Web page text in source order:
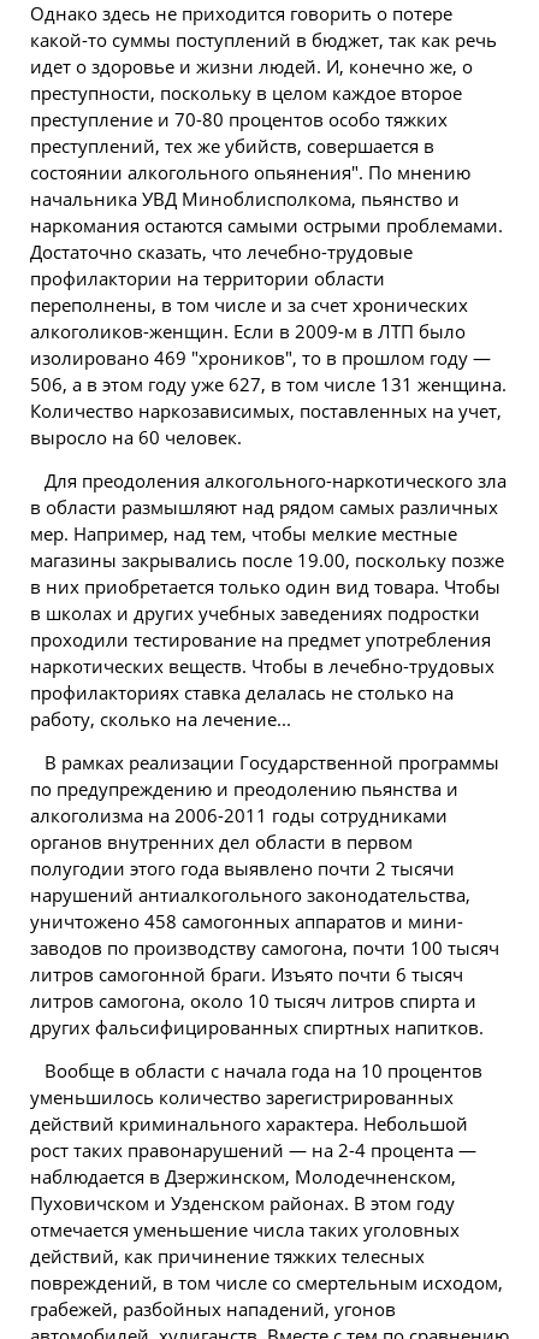
Однако здесь не приходится говорить о потере
какой-то суммы поступлений в бюджет, так как речь
идет о здоровье и жизни людей. И, конечно же, о
преступности, поскольку в целом каждое второе
преступление и 70-80 процентов особо тяжких
преступлений, тех же убийств, совершается в
состоянии алкогольного опьянения". По мнению
начальника УВД Миноблисполкома, пьянство и
наркомания остаются самыми острыми проблемами.
Достаточно сказать, что лечебно-трудовые
профилактории на территории области
переполнены, в том числе и за счет хронических
алкоголиков-женщин. Если в 2009-м в ЛТП было
изолировано 469 "хроников", то в прошлом году —
506, а в этом году уже 627, в том числе 131 женщина.
Количество наркозависимых, поставленных на учет,
выросло на 60 человек.
Для преодоления алкогольного-наркотического зла
в области размышляют над рядом самых различных
мер. Например, над тем, чтобы мелкие местные
магазины закрывались после 19.00, поскольку позже
в них приобретается только один вид товара. Чтобы
в школах и других учебных заведениях подростки
проходили тестирование на предмет употребления
наркотических веществ. Чтобы в лечебно-трудовых
профилакториях ставка делалась не столько на
работу, сколько на лечение...
В рамках реализации Государственной программы
по предупреждению и преодолению пьянства и
алкоголизма на 2006-2011 годы сотрудниками
органов внутренних дел области в первом
полугодии этого года выявлено почти 2 тысячи
нарушений антиалкогольного законодательства,
уничтожено 458 самогонных аппаратов и мини-
заводов по производству самогона, почти 100 тысяч
литров самогонной браги. Изъято почти 6 тысяч
литров самогона, около 10 тысяч литров спирта и
других фальсифицированных спиртных напитков.
Вообще в области с начала года на 10 процентов
уменьшилось количество зарегистрированных
действий криминального характера. Небольшой
рост таких правонарушений — на 2-4 процента —
наблюдается в Дзержинском, Молодечненском,
Пуховичском и Узденском районах. В этом году
отмечается уменьшение числа таких уголовных
действий, как причинение тяжких телесных
повреждений, в том числе со смертельным исходом,
грабежей, разбойных нападений, угонов